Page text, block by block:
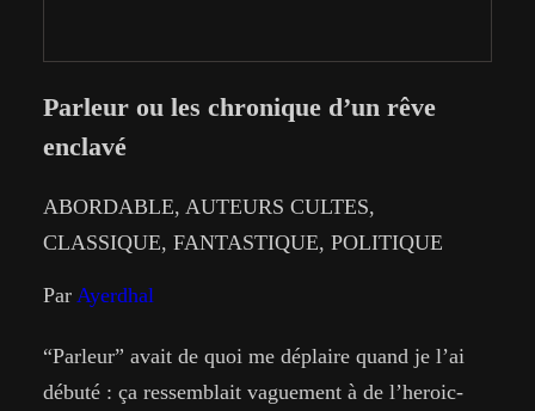
Parleur ou les chronique d’un rêve
enclavé
ABORDABLE, AUTEURS CULTES
CLASSIQUE, FANTASTIQUE, POLITIQUE
Par Ayerdhal
“Parleur” avait de quoi me déplaire quand je l’ai
débuté : ça ressemblait vaguement à de l’heroic-